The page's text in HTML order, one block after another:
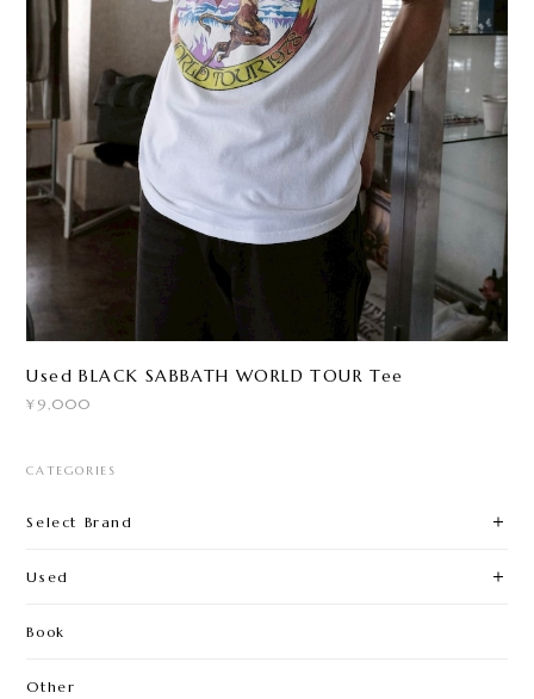
Used BLACK SABBATH WORLD TOUR Tee
¥9,000
CATEGORIES
Select Brand
Used
Book
Other